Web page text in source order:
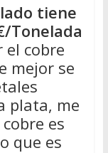
tiene
Tonelada
el cobre
mejor se
plata, me
es
que es